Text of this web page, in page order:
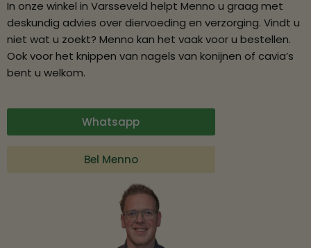
In onze winkel in Varsseveld helpt Menno u graag met
deskundig advies over diervoeding en verzorging. Vindt u
niet wat u zoekt? Menno kan het vaak voor u bestellen.
Ook voor het knippen van nagels van konijnen of cavia’s
bent u welkom.
Whatsapp
Bel Menno